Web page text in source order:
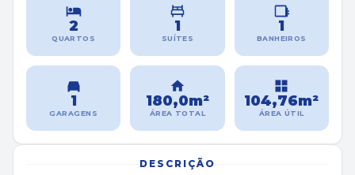
2
QUARTOS
1
SUÍTES
1
BANHEIROS
1
GARAGENS
180,0m²
ÁREA TOTAL
104,76m²
ÁREA ÚTIL
DESCRIÇÃO